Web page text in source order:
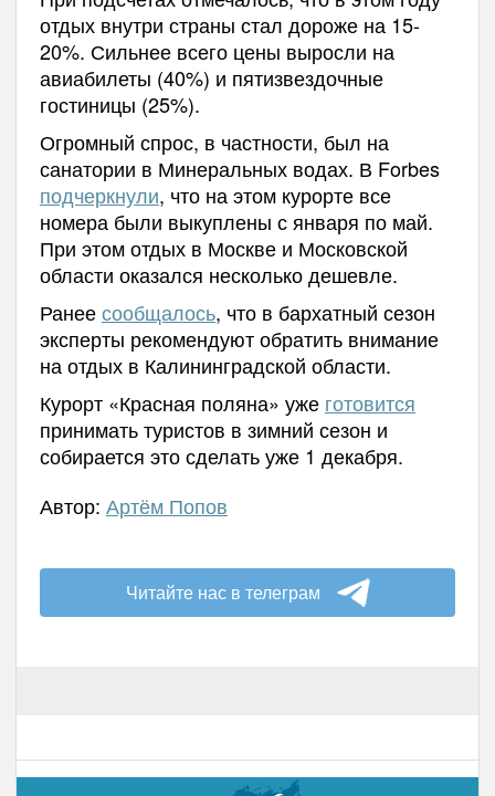
отдых внутри страны стал дороже на 15-
20%. Сильнее всего цены выросли на
авиабилеты (40%) и пятизвездочные
гостиницы (25%).
Огромный спрос, в частности, был на
санатории в Минеральных водах. В Forbes
подчеркнули, что на этом курорте все
номера были выкуплены с января по май.
При этом отдых в Москве и Московской
области оказался несколько дешевле.
Ранеесообщалось, что в бархатный сезон
эксперты рекомендуют обратить внимание
на отдых в Калининградской области.
Курорт «Красная поляна» уже готовится
принимать туристов в зимний сезон и
собирается это сделать уже 1 декабря.
Автор: Артём Попов
Читайте нас в телеграм